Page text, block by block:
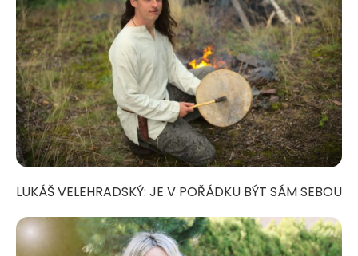
LUKÁŠ VELEHRADSKÝ: JE V POŘÁDKU BÝT SÁM SEBOU